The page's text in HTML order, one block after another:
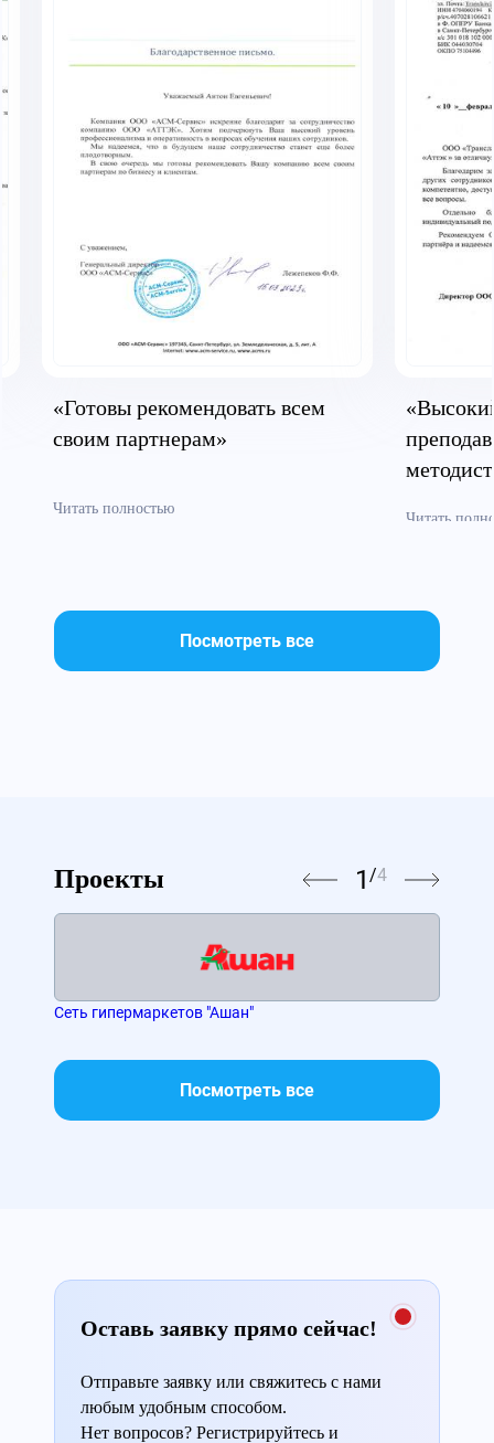
«Готовы рекомендовать всем
своим партнерам»
Читать полностью
Читать
Посмотреть все
Проекты 1 /4
Сеть гипермаркетов "Ашан"
Посмотреть все
Оставь заявку прямо сейчас!
Отправьте заявку или свяжитесь с нами
любым удобным способом.
Нет вопросов? Регистрируйтесь и